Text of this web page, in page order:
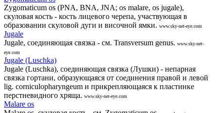
Zygomaticum os (PNA, BNA, JNA; os malare, os jugale),
скуловая кость - кость лицевого черепа, участвующая в
образовании скуловой дуги и височной ямки. www.sky-net-eye.com
Jugale
Jugale, соединяющая связка - см. Transversum genus. www.sky-net-
eye.com
Jugale (Luschka)
Jugale (Luschka), соединяющая связка (Лушки) - непарная
связка гортани, образующаяся от соединения правой и левой
lig. corniculopharyngeum и прикрепляющаяся к пластинке
перстневидного хряща. www.sky-net-eye.com
Malare os